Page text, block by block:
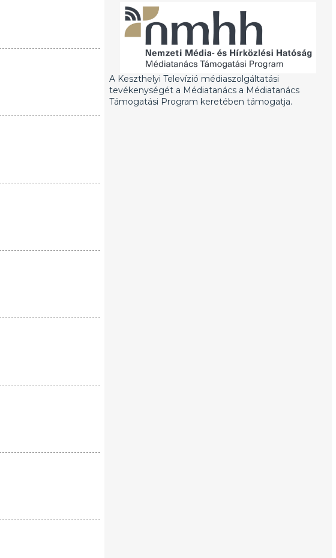
A Keszthelyi Televízió médiaszolgáltatási
tevékenységét a Médiatanács a Médiatanács
Támogatási Program keretében támogatja.